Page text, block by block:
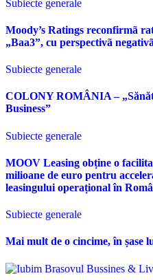
Subiecte generale
Moody’s Ratings reconfirmã
„Baa3”, cu perspectivã negativã
Subiecte generale
COLONY ROMÂNIA –
Business”
Subiecte generale
MOOV Leasing obține o
milioane de euro pentru
leasingului operațional în
Subiecte generale
Mai mult de o cincime, în șase